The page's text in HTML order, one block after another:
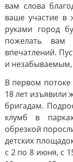
вам слова
ваше участие в
руками город
пожелать вам
впечатлений.
и незабываемым,
В первом потоке
18 лет изъявили
бригадам.
клумб в
обрезкой
детских
с 2 по 8 июня, с